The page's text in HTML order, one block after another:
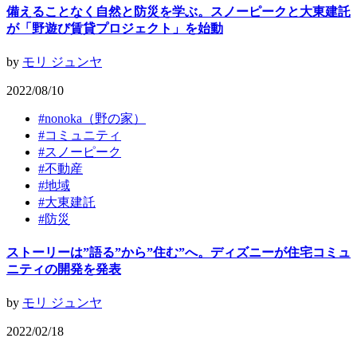
備えることなく自然と防災を学ぶ。スノーピークと大東建託
が「野遊び賃貸プロジェクト」を始動
by モリ ジュンヤ
2022/08/10
#nonoka（野の家）
#コミュニティ
#スノーピーク
#不動産
#地域
#大東建託
#防災
ストーリーは”語る”から”住む”へ。ディズニーが住宅コミュ
ニティの開発を発表
by モリ ジュンヤ
2022/02/18